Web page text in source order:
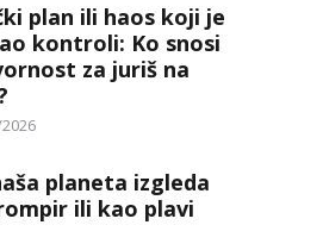
plan ili haos koji je
kontroli: Ko snosi
za juriš na
planeta izgleda
ili kao plavi